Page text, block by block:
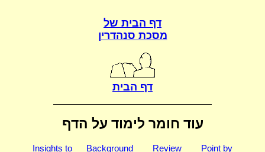
דף הבית של
מסכת סנהדרין
דף הבית
עוד חומר לימוד על הדף
Insights to Background Review Point by